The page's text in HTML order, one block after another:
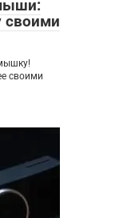
своими
своими